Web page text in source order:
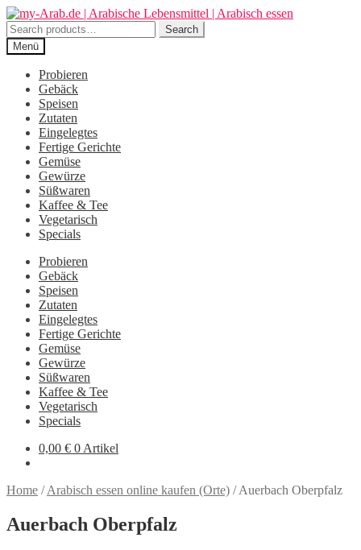
Zur
Navigation
springen
Zum
Inhalt
springen
Search
for:
Search
Menü
Probieren
Gebäck
Speisen
Zutaten
Eingelegtes
Fertige Gerichte
Gemüse
Gewürze
Süßwaren
Kaffee & Tee
Vegetarisch
Specials
Probieren
Gebäck
Speisen
Zutaten
Eingelegtes
Fertige Gerichte
Gemüse
Gewürze
Süßwaren
Kaffee & Tee
Vegetarisch
Specials
0,00 € 0 Artikel
Home /Arabisch essen online kaufen (Orte) /Auerbach Oberpfalz
Auerbach Oberpfalz